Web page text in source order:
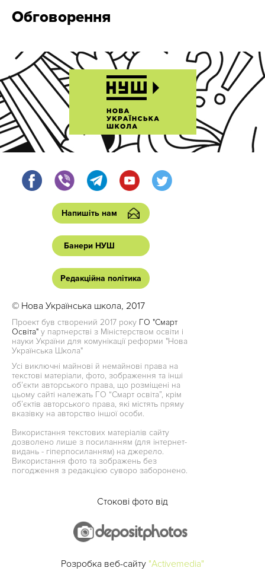
Обговорення
Напишіть нам
Банери НУШ
Редакційна політика
© Нова Українська школа, 2017
Проект був створений 2017 року ГО "Смарт
Освіта" у партнерстві з Міністерством освіти і
науки України для комунікації реформи "Нова
Українська Школа"
Усі виключні майнові й немайнові права на
текстові матеріали, фото, зображення та інші
об’єкти авторського права, що розміщені на
цьому сайті належать ГО “Смарт освіта”, крім
об’єктів авторського права, які містять пряму
вказівку на авторство іншої особи.
Використання текстових матеріалів сайту
дозволено лише з посиланням (для інтернет-
видань - гіперпосиланням) на джерело.
Використання фото та зображень без
погодження з редакцією суворо заборонено.
Стокові фото від
Розробка веб-сайту "Activemedia"